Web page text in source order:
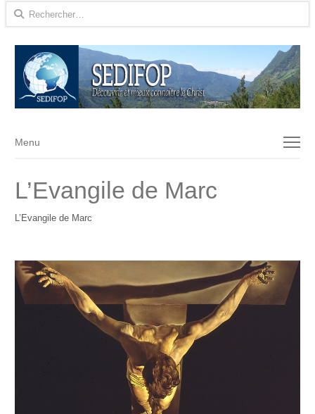
Rechercher :
Menu
Menu
L’Evangile de Marc
L’Evangile de Marc